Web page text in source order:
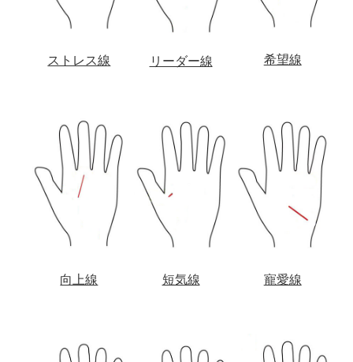
ストレス線 リーダー線 希望線
向上線 短気線 寵愛線